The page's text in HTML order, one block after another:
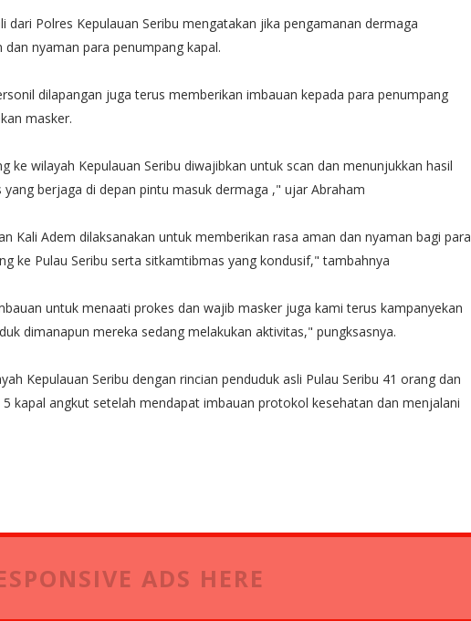
dari Polres Kepulauan Seribu mengatakan jika pengamanan dermaga
nyaman para penumpang kapal.
dilapangan juga terus memberikan imbauan kepada para penumpang
masker.
ke wilayah Kepulauan Seribu diwajibkan untuk scan dan menunjukkan hasil
berjaga di depan pintu masuk dermaga ," ujar Abraham
Kali Adem dilaksanakan untuk memberikan rasa aman dan nyaman bagi para
ke Pulau Seribu serta sitkamtibmas yang kondusif," tambahnya
untuk menaati prokes dan wajib masker juga kami terus kampanyekan
dimanapun mereka sedang melakukan aktivitas," pungksasnya.
Kepulauan Seribu dengan rincian penduduk asli Pulau Seribu 41 orang dan
kapal angkut setelah mendapat imbauan protokol kesehatan dan menjalani
ADS HERE